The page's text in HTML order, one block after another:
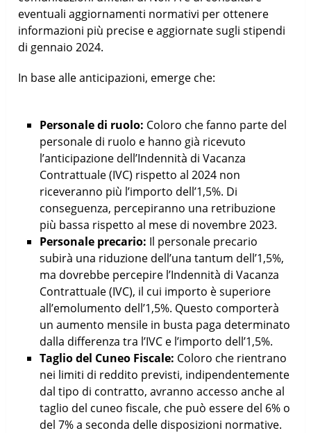
eventuali aggiornamenti normativi per ottenere
informazioni più precise e aggiornate sugli stipendi
di gennaio 2024.
In base alle anticipazioni, emerge che:
Personale di ruolo: Coloro che fanno parte del
personale di ruolo e hanno già ricevuto
l’anticipazione dell’Indennità di Vacanza
Contrattuale (IVC) rispetto al 2024 non
riceveranno più l’importo dell’1,5%. Di
conseguenza, percepiranno una retribuzione
più bassa rispetto al mese di novembre 2023.
Personale precario: Il personale precario
subirà una riduzione dell’una tantum dell’1,5%,
ma dovrebbe percepire l’Indennità di Vacanza
Contrattuale (IVC), il cui importo è superiore
all’emolumento dell’1,5%. Questo comporterà
un aumento mensile in busta paga determinato
dalla differenza tra l’IVC e l’importo dell’1,5%.
Taglio del Cuneo Fiscale: Coloro che rientrano
nei limiti di reddito previsti, indipendentemente
dal tipo di contratto, avranno accesso anche al
taglio del cuneo fiscale, che può essere del 6% o
del 7% a seconda delle disposizioni normative.